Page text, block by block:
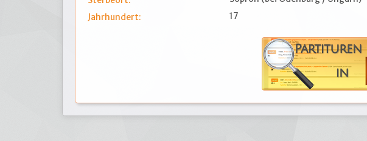
Jahrhundert:
17